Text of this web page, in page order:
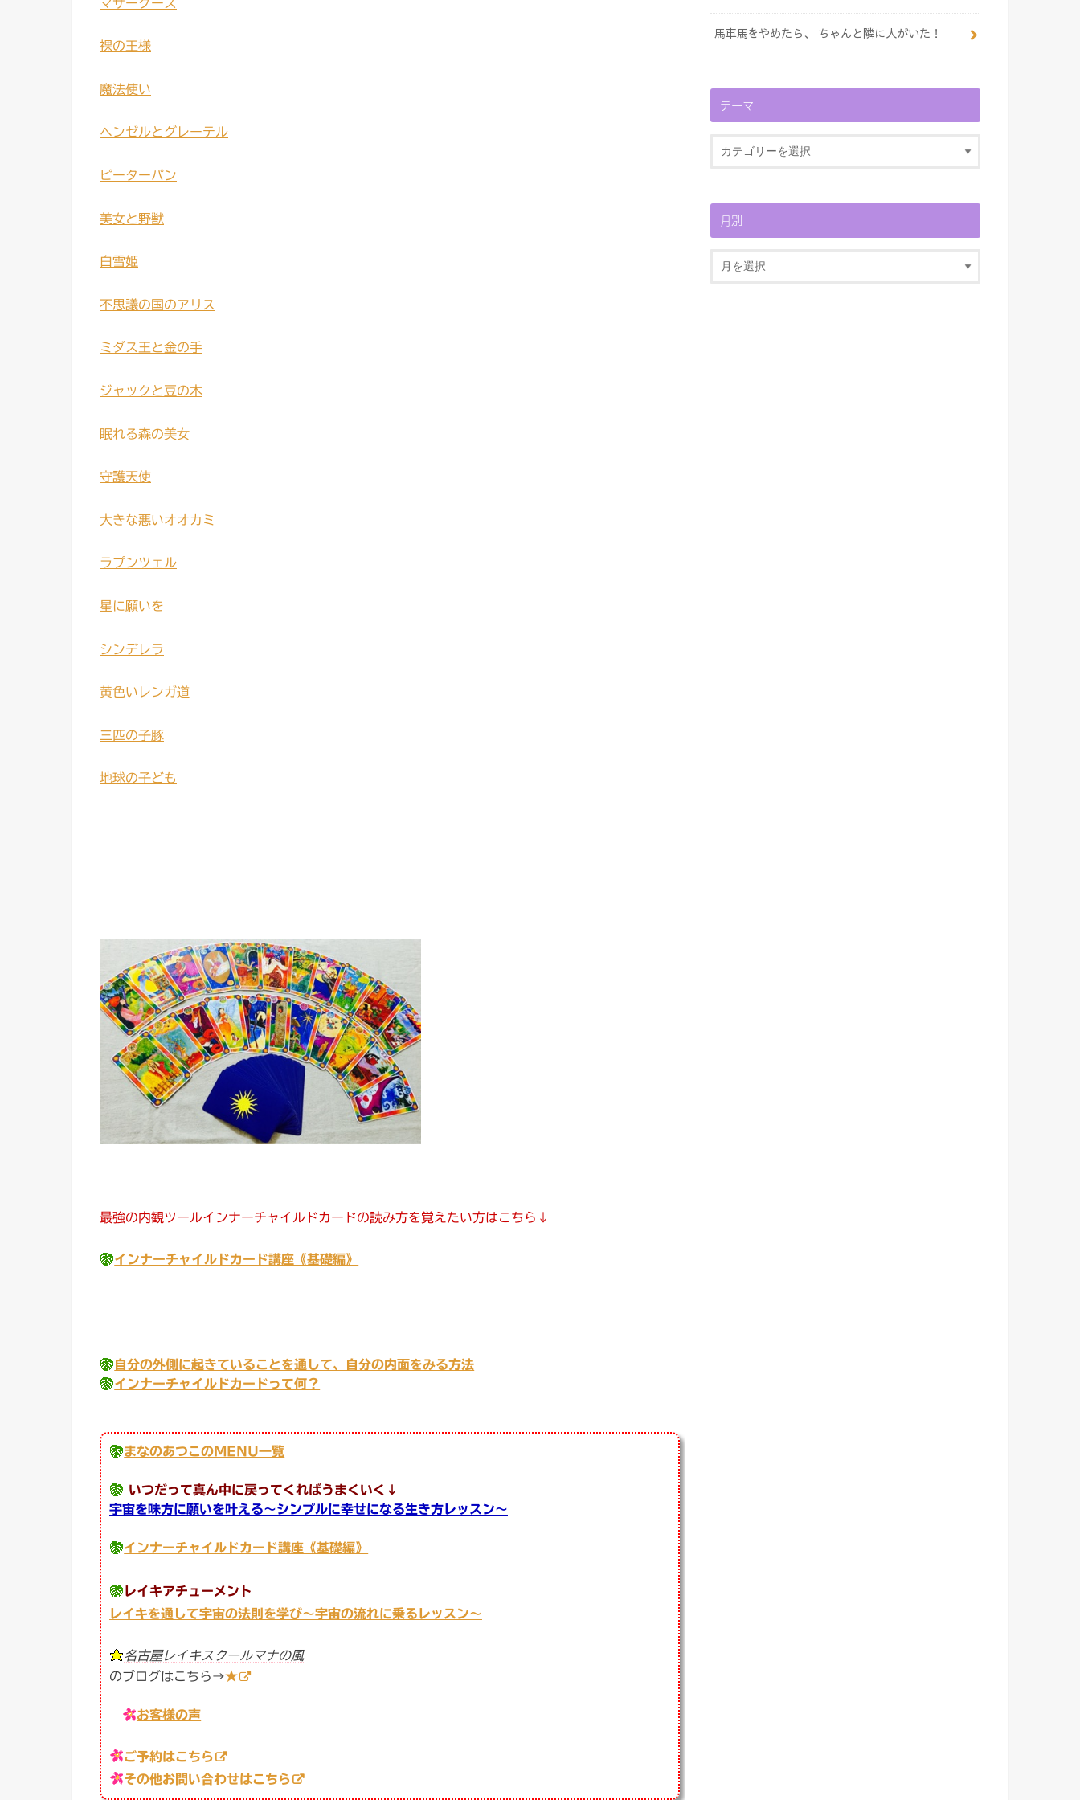
マザーグース
裸の王様
魔法使い
ヘンゼルとグレーテル
ピーターパン
美女と野獣
白雪姫
不思議の国のアリス
ミダス王と金の手
ジャックと豆の木
眠れる森の美女
守護天使
大きな悪いオオカミ
ラプンツェル
星に願いを
シンデレラ
黄色いレンガ道
三匹の子豚
地球の子ども
最強の内観ツールインナーチャイルドカードの読み方を覚えたい方はこちら↓
インナーチャイルドカード講座《基礎編》
自分の外側に起きていることを通して、自分の内面をみる方法
インナーチャイルドカードって何？
まなのあつこのMENU一覧
いつだって真ん中に戻ってくればうまくいく↓
宇宙を味方に願いを叶える〜シンプルに幸せになる生き方レッスン〜
インナーチャイルドカード講座《基礎編》
レイキアチューメント
レイキを通して宇宙の法則を学び〜宇宙の流れに乗るレッスン〜
名古屋レイキスクールマナの風
のブログはこちら→★
お客様の声
ご予約はこちら
その他お問い合わせはこちら
馬車馬をやめたら、 ちゃんと隣に人がいた！
テーマ
月別